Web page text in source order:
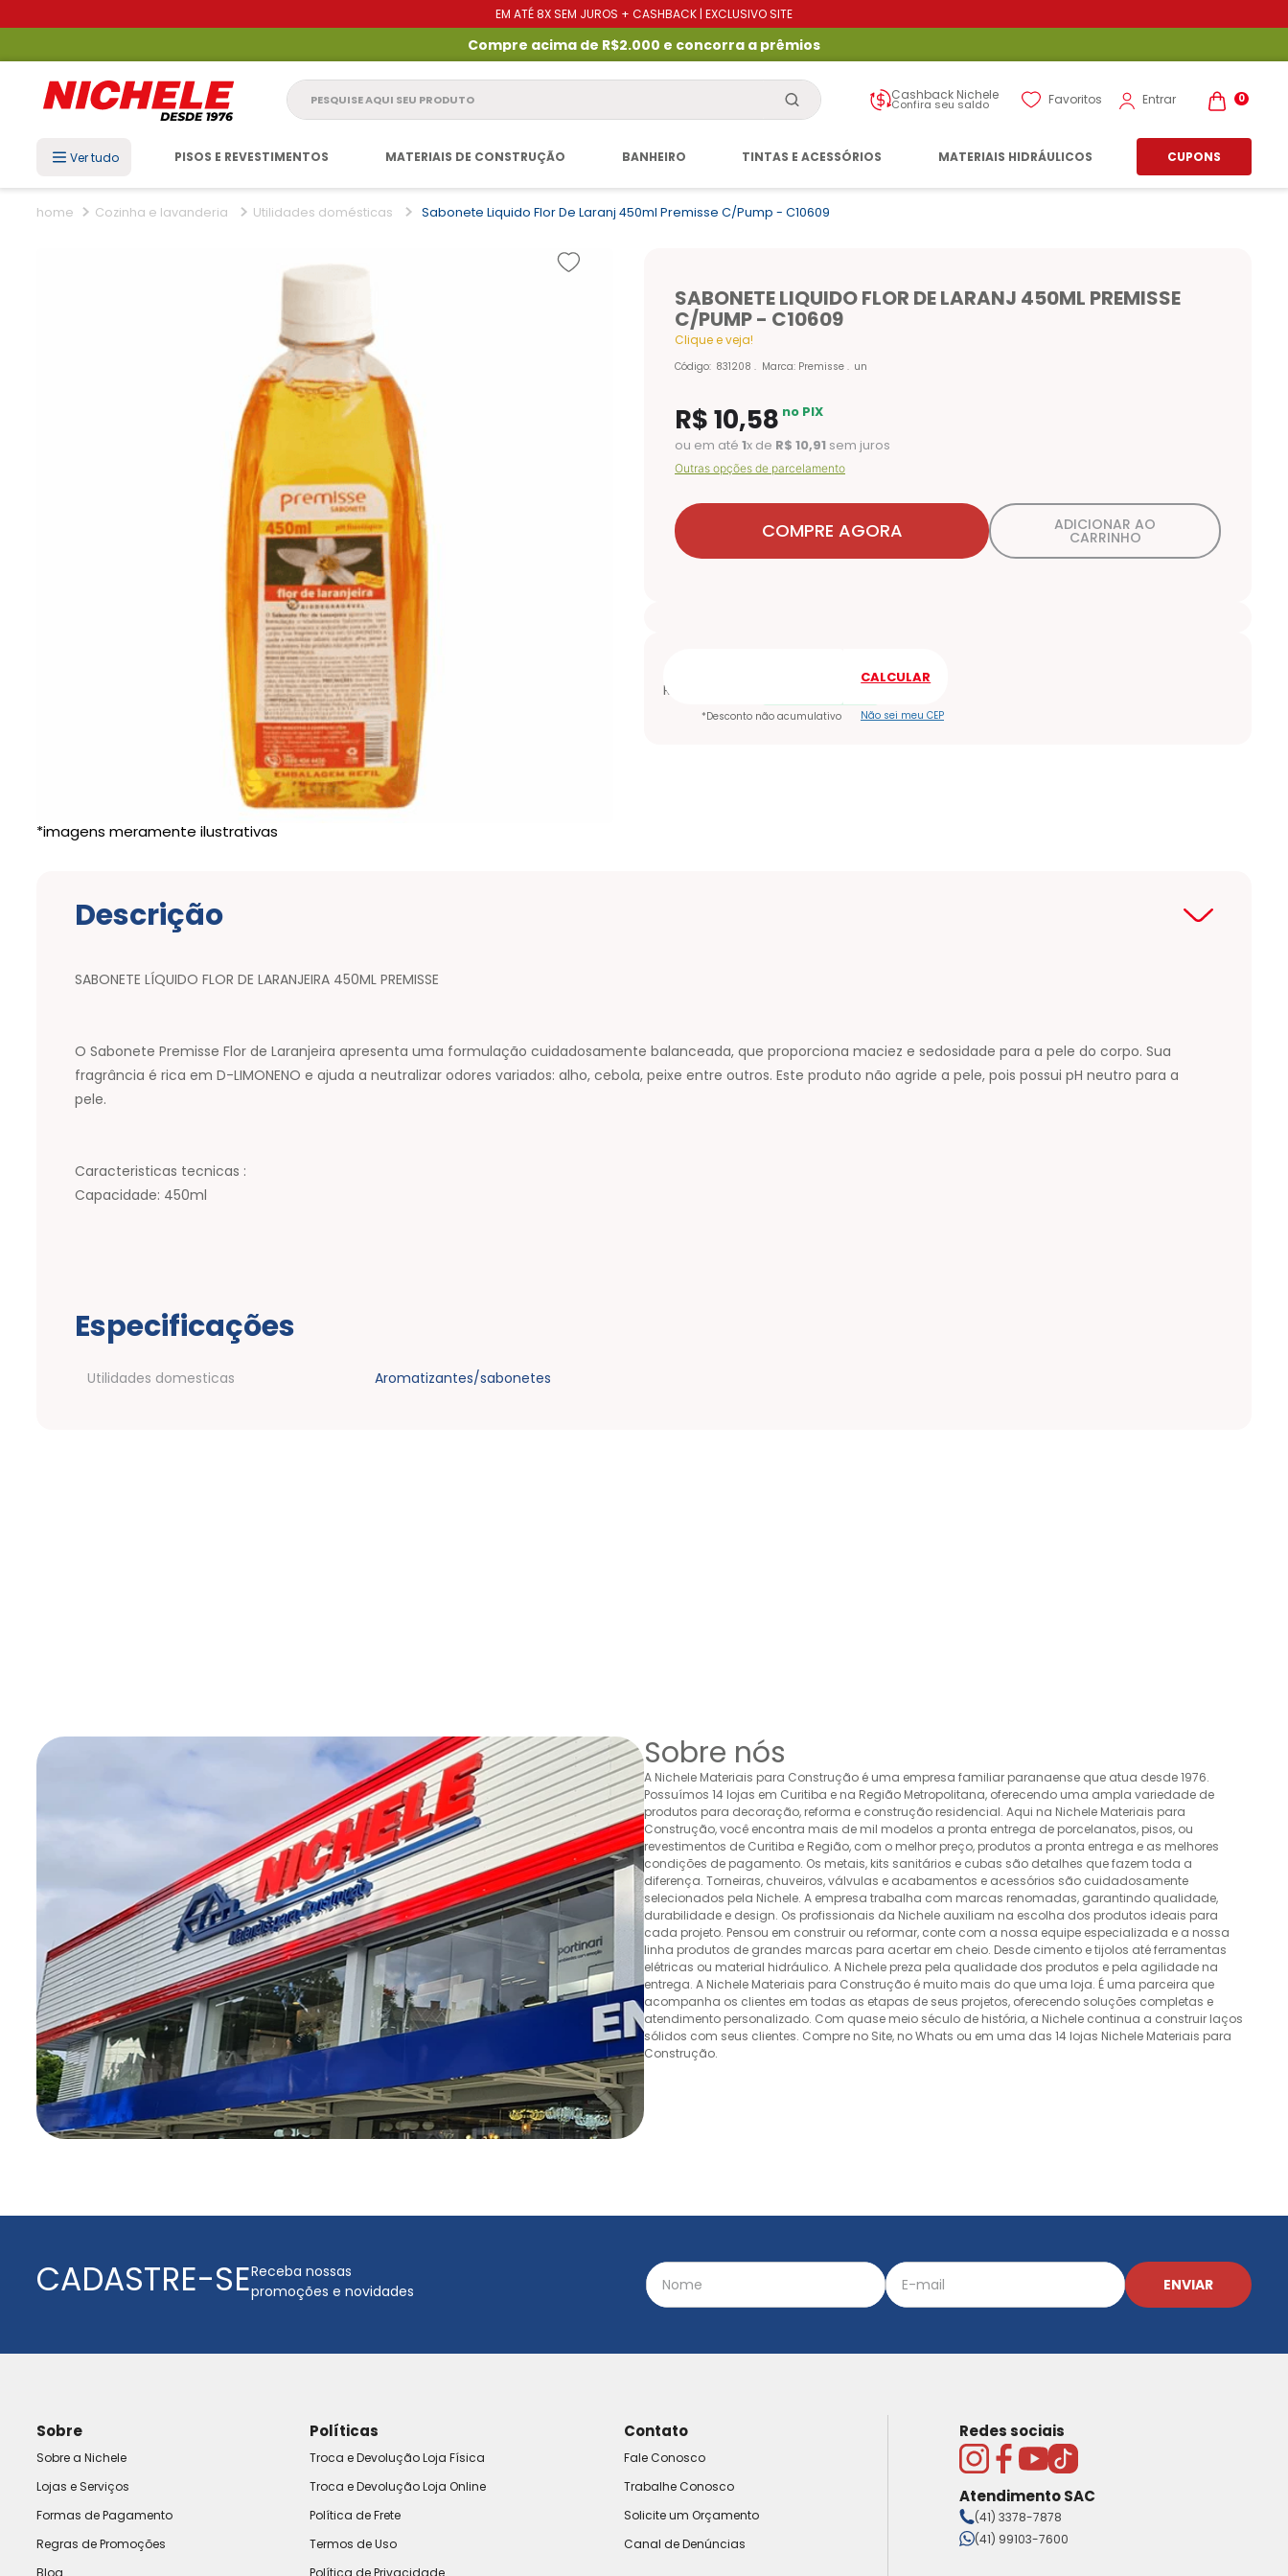
EM ATÉ 8X SEM JUROS + CASHBACK | EXCLUSIVO SITE
Compre acima de R$2.000 e concorra a prêmios
Pesquise aqui seu produto Cashback Nichele
Confira seu saldo Favoritos Entrar 0
Ver tudo PISOS E REVESTIMENTOS MATERIAIS DE CONSTRUÇÃO BANHEIRO TINTAS E ACESSÓRIOS MATERIAIS HIDRÁULICOS CUPONS
Cozinha e lavanderia Utilidades domésticas Sabonete Liquido Flor De Laranj 450ml Premisse C/pump - C10609
SABONETE LIQUIDO FLOR DE LARANJ 450ML PREMISSE
C/PUMP - C10609
Clique e veja!
Código: 831208 Marca: Premisse un
R$10,58 no PIX
ou em até 1x de R$ 10,91 sem juros
Outras opções de parcelamento
COMPRE AGORA ADICIONAR AO
CARRINHO
Não sei meu CEP
Descrição
SABONETE LÍQUIDO FLOR DE LARANJEIRA 450ML PREMISSE
O Sabonete Premisse Flor de Laranjeira apresenta uma formulação cuidadosamente balanceada, que proporciona maciez e sedosidade para a pele do corpo. Sua
fragrância é rica em D-LIMONENO e ajuda a neutralizar odores variados: alho, cebola, peixe entre outros. Este produto não agride a pele, pois possui pH neutro para a
pele.
Caracteristicas tecnicas :
Capacidade: 450ml
Especificações
Utilidades domesticas Aromatizantes/sabonetes
Sobre nós
A Nichele Materiais para Construção é uma empresa familiar paranaense que atua desde 1976.
Possuímos 14 lojas em Curitiba e na Região Metropolitana, oferecendo uma ampla variedade de
produtos para decoração, reforma e construção residencial. Aqui na Nichele Materiais para
Construção, você encontra mais de mil modelos a pronta entrega de porcelanatos, pisos, ou
revestimentos de Curitiba e Região, com o melhor preço, produtos a pronta entrega e as melhores
condições de pagamento. Os metais, kits sanitários e cubas são detalhes que fazem toda a
diferença. Torneiras, chuveiros, válvulas e acabamentos e acessórios são cuidadosamente
selecionados pela Nichele. A empresa trabalha com marcas renomadas, garantindo qualidade,
durabilidade e design. Os profissionais da Nichele auxiliam na escolha dos produtos ideais para
cada projeto. Pensou em construir ou reformar, conte com a nossa equipe especializada e a nossa
linha produtos de grandes marcas para acertar em cheio. Desde cimento e tijolos até ferramentas
elétricas ou material hidráulico. A Nichele preza pela qualidade dos produtos e pela agilidade na
entrega. A Nichele Materiais para Construção é muito mais do que uma loja. É uma parceira que
acompanha os clientes em todas as etapas de seus projetos, oferecendo soluções completas e
atendimento personalizado. Com quase meio século de história, a Nichele continua a construir laços
sólidos com seus clientes. Compre no Site, no Whats ou em uma das 14 lojas Nichele Materiais para
Construção.
CADASTRE-SEReceba nossas
promoções e novidades
ENVIAR
Sobre
Sobre a Nichele
Lojas e Serviços
Formas de Pagamento
Regras de Promoções
Blog
Políticas
Troca e Devolução Loja Física
Troca e Devolução Loja Online
Política de Frete
Termos de Uso
Política de Privacidade
Contato
Fale Conosco
Trabalhe Conosco
Solicite um Orçamento
Canal de Denúncias
Redes sociais
Atendimento SAC
(41) 3378-7878
(41) 99103-7600